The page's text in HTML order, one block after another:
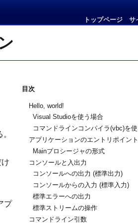
トップページ サ
目次
Hello, world!
Visual Studioを使う場合
コマンドラインコンパイラ(vbc)を
アプリケーションのエントリポイント
Mainプロシージャの形式
コンソールと入出力
コンソールへの出力 (標準出力)
コンソールからの入力 (標準入力)
標準エラーへの出力
標準ストリームの操作
コマンドライン引数
プ